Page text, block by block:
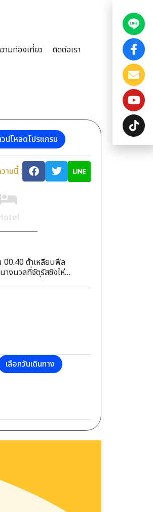
ามท่องเที่ยว ติดต่อเรา
น์โหลดโปรแกรม
ามนี้ :
00.40 ต้าเหลียนฟีล
เลือกวันเดินทาง